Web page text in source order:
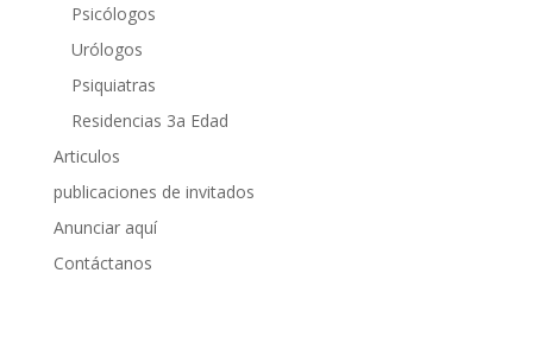
Psicólogos
Urólogos
Psiquiatras
Residencias 3a Edad
Articulos
publicaciones de invitados
Anunciar aquí
Contáctanos